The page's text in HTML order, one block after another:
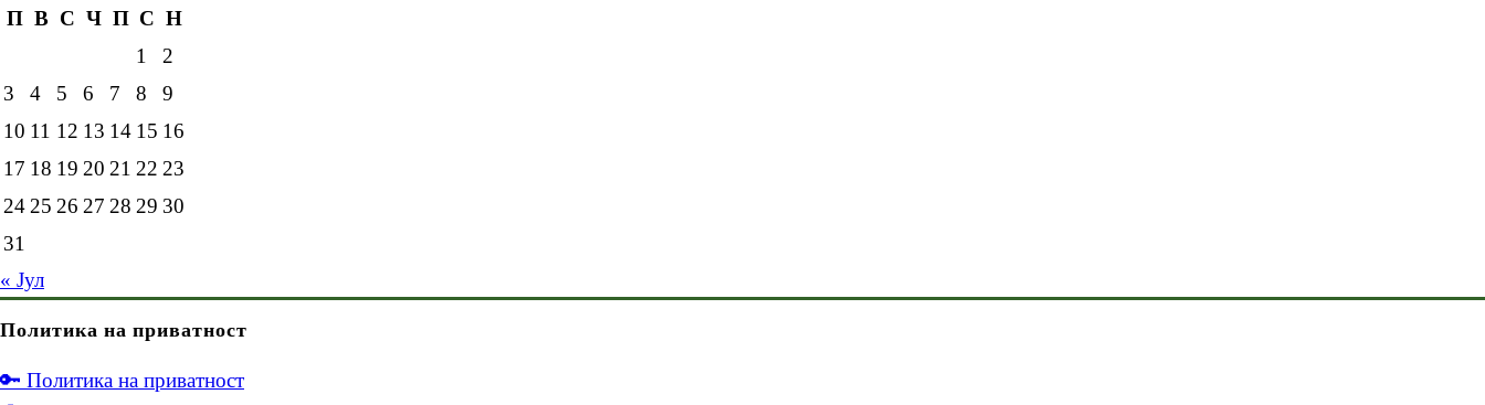
П В С Ч П С Н
1
2
3
4 5 6 7 8
9
10 11 12 13 14 15 16
17 18 19 20 21 22 23
24 25 26 27 28 29 30
31
« Јул
Политика на приватност
🔑 Политика на приватност